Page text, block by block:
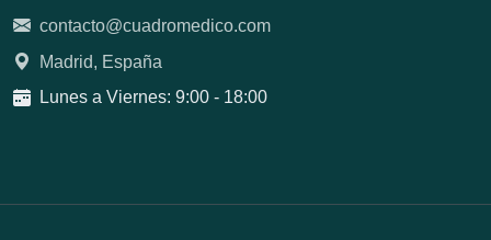
contacto@cuadromedico.com
Madrid, España
Lunes a Viernes: 9:00 - 18:00